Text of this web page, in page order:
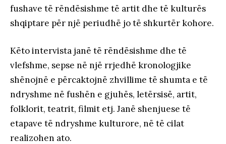
fushave të rëndësishme të artit dhe të kulturës
shqiptare për një periudhë jo të shkurtër kohore.
Këto intervista janë të rëndësishme dhe të
vlefshme, sepse në një rrjedhë kronologjike
shënojnë e përcaktojnë zhvillime të shumta e të
ndryshme në fushën e gjuhës, letërsisë, artit,
folklorit, teatrit, filmit etj. Janë shenjuese të
etapave të ndryshme kulturore, në të cilat
realizohen ato.